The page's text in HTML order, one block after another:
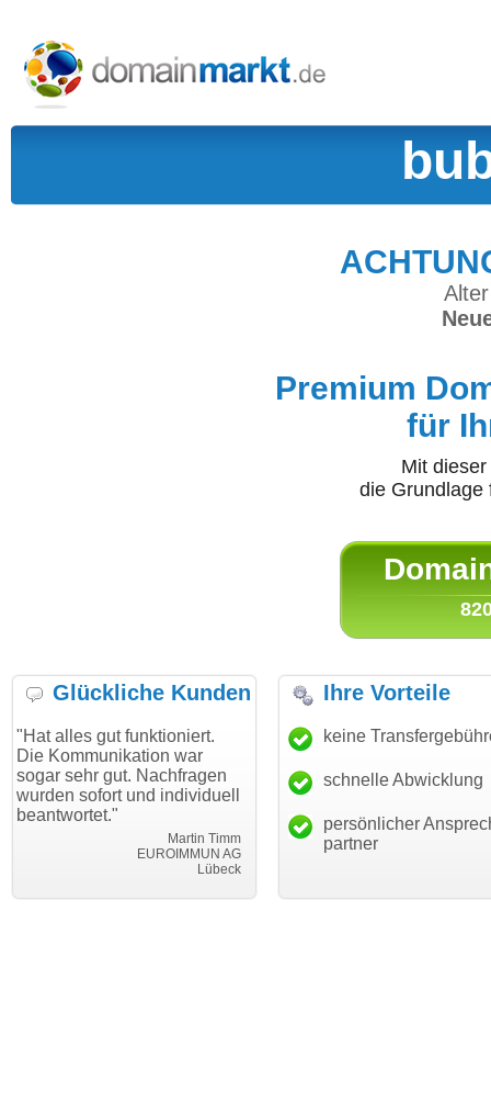
Premium
für
Mit
die
Glückliche Kunden
funktioniert.
war
gut. Nachfragen
und individuell
EUROIMMUN AG
"Danke für den schnellen
Transfer und guten Service!"
Thomas Schäfer
i can eckert communication GmbH
"Ich bin
haben.
mein
Ihre Vorteile
keine
schnelle Abwicklung
persönlicher
partner